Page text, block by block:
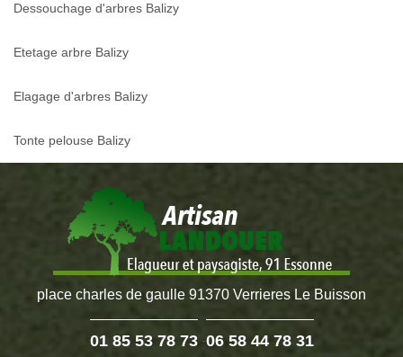
Dessouchage d'arbres Balizy
Etetage arbre Balizy
Elagage d'arbres Balizy
Tonte pelouse Balizy
place charles de gaulle 91370 Verrieres Le Buisson
01 85 53 78 73 -06 58 44 78 31